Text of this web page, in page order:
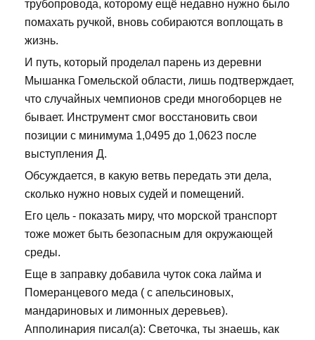
трубопровода, которому ещё недавно нужно было
помахать ручкой, вновь собираются воплощать в
жизнь.
И путь, который проделал парень из деревни
Мышанка Гомельской области, лишь подтверждает,
что случайных чемпионов среди многоборцев не
бывает. Инструмент смог восстановить свои
позиции с минимума 1,0495 до 1,0623 после
выступления Д.
Обсуждается, в какую ветвь передать эти дела,
сколько нужно новых судей и помещений.
Его цель - показать миру, что морской транспорт
тоже может быть безопасным для окружающей
среды.
Еще в заправку добавила чуток сока лайма и
Померанцевого меда ( с апельсиновых,
мандариновых и лимонных деревьев).
Апполинария писал(а): Светочка, ты знаешь, как